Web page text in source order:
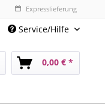
Expresslieferung
Service/Hilfe
0,00 € *